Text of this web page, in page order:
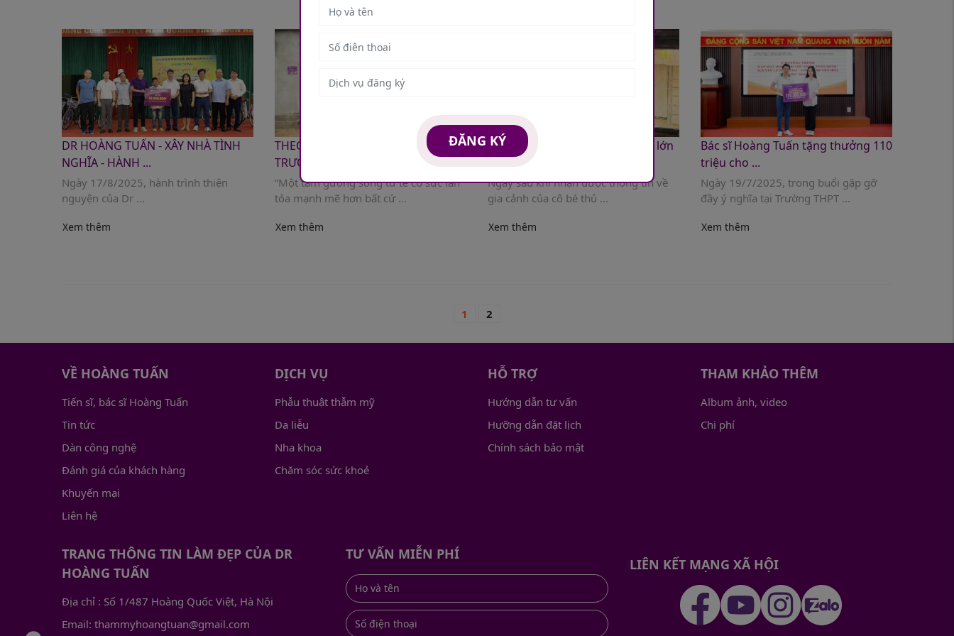
DR HOÀNG TUẤN - XÂY NHÀ TÌNH
NGHĨA - HÀNH ...
Ngày 17/8/2025, hành trình thiện
nguyện của Dr ...
Xem thêm
THEO DẤU CHÂN “NGƯỜI THẦY”:
TRƯỞNG THÀNH TỪ ...
“Một tấm gương sống tử tế có sức lan
tỏa mạnh mẽ hơn bất cứ ...
Xem thêm
Món quà nhỏ cho một nghị lực lớn
- Bác sĩ ...
Ngay sau khi nhận được thông tin về
gia cảnh của cô bé thủ ...
Xem thêm
Bác sĩ Hoàng Tuấn tặng thưởng 110
triệu cho ...
Ngày 19/7/2025, trong buổi gặp gỡ
đầy ý nghĩa tại Trường THPT ...
Xem thêm
1 2
VỀ HOÀNG TUẤN
Tiến sĩ, bác sĩ Hoàng Tuấn
Tin tức
Dàn công nghệ
Đánh giá của khách hàng
Khuyến mại
Liên hệ
DỊCH VỤ
Phẫu thuật thẫm mỹ
Da liễu
Nha khoa
Chăm sóc sức khoẻ
HỖ TRỢ
Hướng dẫn tư vấn
Hưỡng dẫn đặt lịch
Chính sách bảo mật
THAM KHẢO THÊM
Album ảnh, video
Chi phí
TRANG THÔNG TIN LÀM ĐẸP CỦA DR
HOÀNG TUẤN
Địa chỉ : Số 1/487 Hoàng Quốc Việt, Hà Nội
Email: thammyhoangtuan@gmail.com
TƯ VẤN MIỄN PHÍ
LIÊN KẾT MẠNG XÃ HỘI
ĐĂNG KÝ